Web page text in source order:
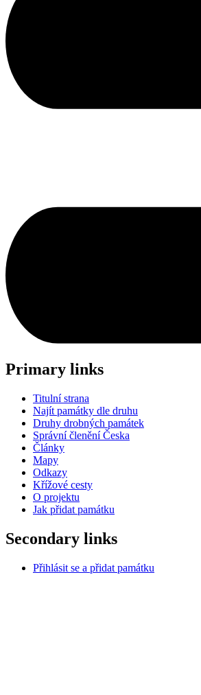
Primary links
Titulní strana
Najít památky dle druhu
Druhy drobných památek
Správní členění Česka
Články
Mapy
Odkazy
Křížové cesty
O projektu
Jak přidat památku
Secondary links
Přihlásit se a přidat památku